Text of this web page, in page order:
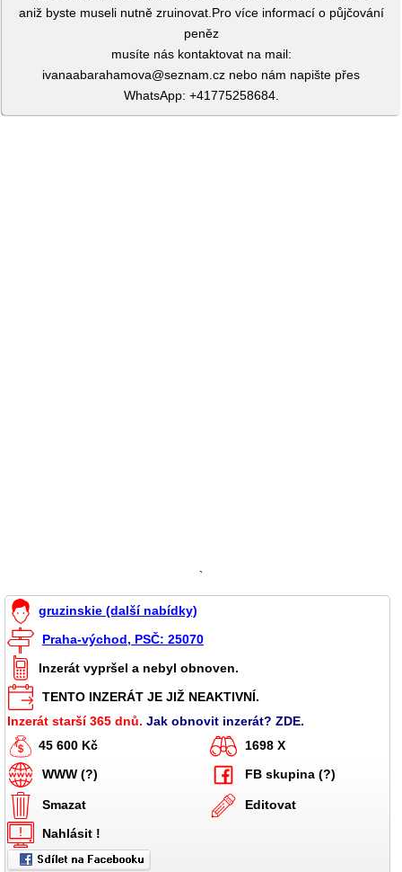
aniž byste museli nutně zruinovat.Pro více informací o půjčování
peněz
musíte nás kontaktovat na mail:
ivanaabarahamova@seznam.cz nebo nám napište přes
WhatsApp: +41775258684.
`
gruzinskie (další nabídky)
Praha-východ, PSČ: 25070
Inzerát vypršel a nebyl obnoven.
TENTO INZERÁT JE JIŽ NEAKTIVNÍ.
Inzerát starší 365 dnů. Jak obnovit inzerát? ZDE.
45 600 Kč
1698 X
WWW (?)
FB skupina (?)
Smazat
Editovat
Nahlásit !